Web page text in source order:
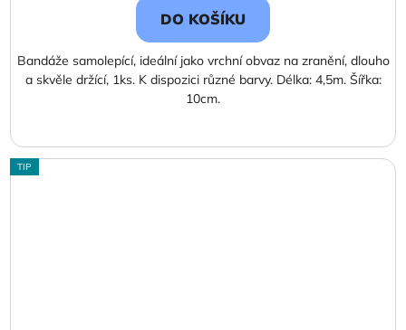
DO KOŠÍKU
Bandáže samolepící, ideální jako vrchní obvaz na zranění, dlouho
a skvěle držící, 1ks. K dispozici různé barvy. Délka: 4,5m. Šířka:
10cm.
TIP